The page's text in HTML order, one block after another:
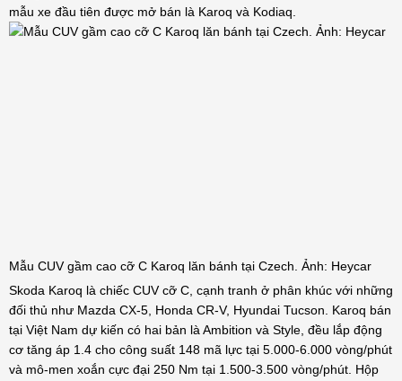
mẫu xe đầu tiên được mở bán là Karoq và Kodiaq.
Mẫu CUV gầm cao cỡ C Karoq lăn bánh tại Czech. Ảnh: Heycar
Skoda Karoq là chiếc CUV cỡ C, cạnh tranh ở phân khúc với những
đối thủ như Mazda CX-5, Honda CR-V, Hyundai Tucson. Karoq bán
tại Việt Nam dự kiến có hai bản là Ambition và Style, đều lắp động
cơ tăng áp 1.4 cho công suất 148 mã lực tại 5.000-6.000 vòng/phút
và mô-men xoắn cực đại 250 Nm tại 1.500-3.500 vòng/phút. Hộp